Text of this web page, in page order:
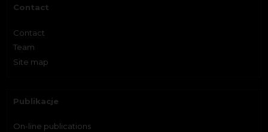
Contact
Contact
Team
Site map
Publikacje
On-line publications